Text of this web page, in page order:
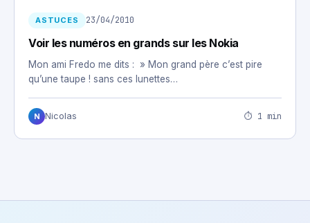
ASTUCES 23/04/2010
Voir les numéros en grands sur les Nokia
Mon ami Fredo me dits : » Mon grand père c’est pire
qu’une taupe ! sans ces lunettes…
N Nicolas ⏱ 1 min